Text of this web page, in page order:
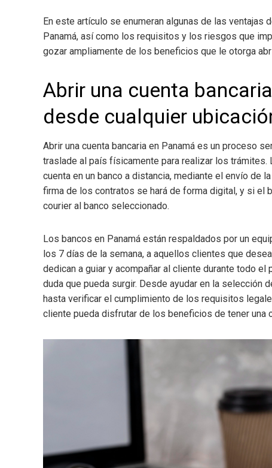
En este artículo se enumeran algunas de las ventajas
Panamá, así como los requisitos y los riesgos que
gozar ampliamente de los beneficios que le otorga
Abrir una cuenta
desde cualquier
Abrir una cuenta bancaria en Panamá es un proceso
traslade al país físicamente para realizar los
cuenta en un banco a distancia, mediante el envío de
firma de los contratos se hará de forma digital, y si el
courier al banco seleccionado.
Los bancos en Panamá están respaldados por un
los 7 días de la semana, a aquellos clientes que
dedican a guiar y acompañar al cliente durante todo
duda que pueda surgir. Desde ayudar en la selección
hasta verificar el cumplimiento de los requisitos
cliente pueda disfrutar de los beneficios de tener una